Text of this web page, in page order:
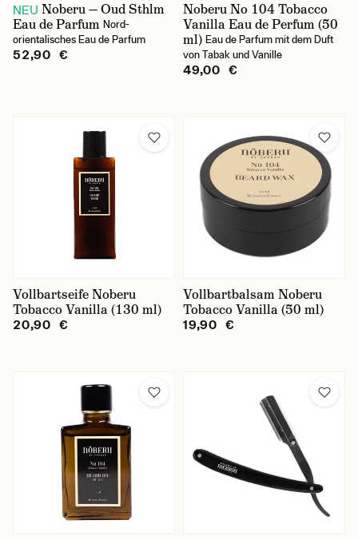
NEU Noberu — Oud Sthlm
Eau de Parfum Nord-
orientalisches Eau de Parfum
52,90 €
Noberu No 104 Tobacco
Vanilla Eau de Perfum (50
ml) Eau de Parfum mit dem Duft
von Tabak und Vanille
49,00 €
Vollbartseife Noberu
Tobacco Vanilla (130 ml)
20,90 €
Vollbartbalsam Noberu
Tobacco Vanilla (50 ml)
19,90 €